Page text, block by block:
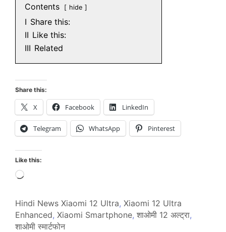
Contents hide
I Share this:
II Like this:
III Related
Share this:
X Facebook LinkedIn
Telegram WhatsApp Pinterest
Like this:
Loading…
Hindi News Xiaomi 12 Ultra, Xiaomi 12 Ultra
Enhanced, Xiaomi Smartphone, शाओमी 12 अल्ट्रा,
शाओमी स्मार्टफोन